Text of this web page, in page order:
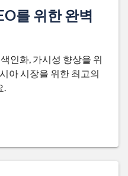
를 위한 완벽
인화, 가시성 향상을 위
아 시장을 위한 최고의
.